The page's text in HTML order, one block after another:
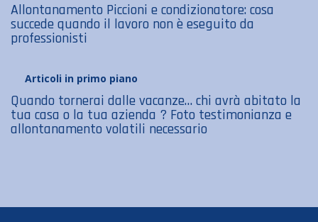
Allontanamento Piccioni e condizionatore: cosa
succede quando il lavoro non è eseguito da
professionisti
Articoli in primo piano
Quando tornerai dalle vacanze… chi avrà abitato la
tua casa o la tua azienda ? Foto testimonianza e
allontanamento volatili necessario